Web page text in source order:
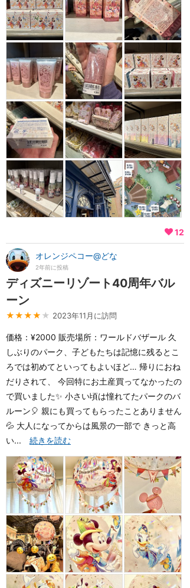
12
オレンジペコー@どな
2年前に投稿
ディズニーリゾート40周年バル
ーン
★★★★ ★ 2023年11月に訪問
価格：¥2000 販売場所：ワールドバザール 久
しぶりのパーク、子どもたちは記憶に残るとこ
ろでは初めてといってもよいほど… 帰りにおね
だりされて、 今回特にお土産買ってなかったの
で買いました✨ 小さい頃は憧れてたパークのバ
ルーン🎈 親にも買ってもらったことありません
💦 大人になってからは風景の一部で きっと高
い... 続きを読む